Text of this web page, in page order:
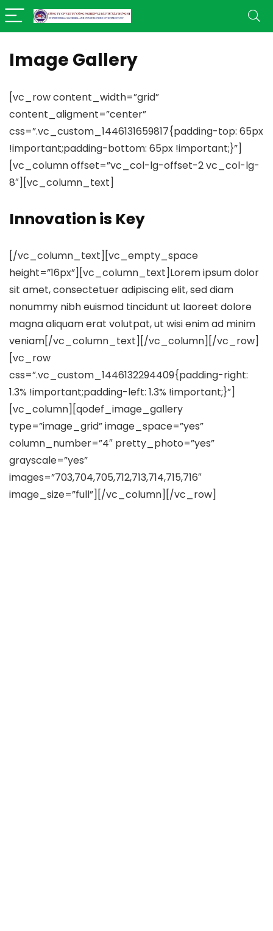
Image Gallery
[vc_row content_width=”grid”
content_aligment=”center”
css=”.vc_custom_1446131659817{padding-top: 65px
!important;padding-bottom: 65px !important;}”]
[vc_column offset=”vc_col-lg-offset-2 vc_col-lg-
8″][vc_column_text]
Innovation is Key
[/vc_column_text][vc_empty_space
height=”16px”][vc_column_text]Lorem ipsum dolor
sit amet, consectetuer adipiscing elit, sed diam
nonummy nibh euismod tincidunt ut laoreet dolore
magna aliquam erat volutpat, ut wisi enim ad minim
veniam[/vc_column_text][/vc_column][/vc_row]
[vc_row
css=”.vc_custom_1446132294409{padding-right:
1.3% !important;padding-left: 1.3% !important;}”]
[vc_column][qodef_image_gallery
type=”image_grid” image_space=”yes”
column_number=”4″ pretty_photo=”yes”
grayscale=”yes”
images=”703,704,705,712,713,714,715,716″
image_size=”full”][/vc_column][/vc_row]